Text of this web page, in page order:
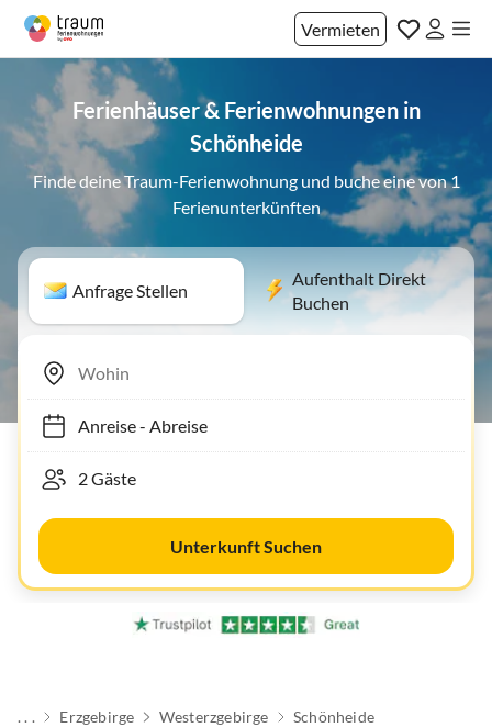
Vermieten
Ferienhäuser & Ferienwohnungen in
Schönheide
Finde deine Traum-Ferienwohnung und buche eine von 1
Ferienunterkünften
Anfrage Stellen
Aufenthalt Direkt
Buchen
Anreise- Abreise
Unterkunft Suchen
. . . Erzgebirge Westerzgebirge Schönheide